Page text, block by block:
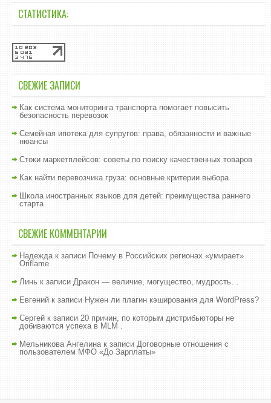
СТАТИСТИКА:
СВЕЖИЕ ЗАПИСИ
Как система мониторинга транспорта помогает повысить
безопасность перевозок
Семейная ипотека для супругов: права, обязанности и важные
нюансы
Стоки маркетплейсов: советы по поиску качественных товаров
Как найти перевозчика груза: основные критерии выбора
Школа иностранных языков для детей: преимущества раннего
старта
СВЕЖИЕ КОММЕНТАРИИ
Надеждак записи Почему в Российских регионах «умирает»
Oriflame
Линь к записи Дракон — величие, могущество, мудрость…
Евгений к записи Нужен ли плагин кэширования для WordPress?
Сергей к записи 20 причин, по которым дистрибьюторы не
добиваются успеха в MLM .
Мельникова Ангелинак записи Договорные отношения с
пользователем МФО «До Зарплаты»